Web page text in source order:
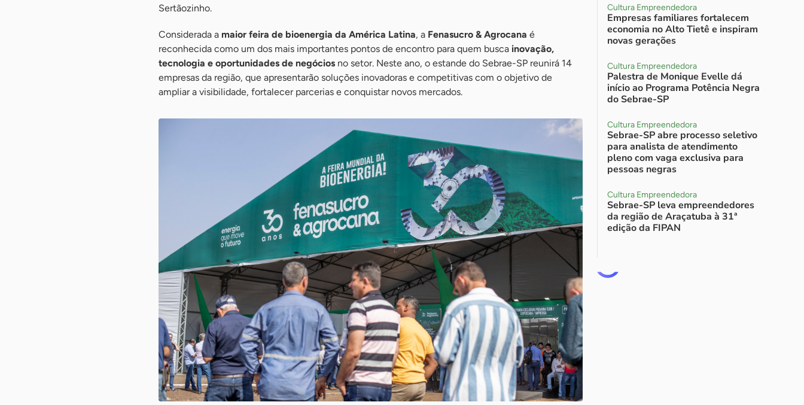
Sertãozinho.
Considerada a maior feira de bioenergia da América Latina, a Fenasucro & Agrocana é
reconhecida como um dos mais importantes pontos de encontro para quem busca inovação,
tecnologia e oportunidades de negócios no setor. Neste ano, o estande do Sebrae-SP reunirá 14
empresas da região, que apresentarão soluções inovadoras e competitivas com o objetivo de
ampliar a visibilidade, fortalecer parcerias e conquistar novos mercados.
Cultura Empreendedora
Empresas familiares fortalecem
economia no Alto Tietê e inspiram
novas gerações
Cultura Empreendedora
Palestra de Monique Evelle dá
início ao Programa Potência Negra
do Sebrae-SP
Cultura Empreendedora
Sebrae-SP abre processo seletivo
para analista de atendimento
pleno com vaga exclusiva para
pessoas negras
Cultura Empreendedora
Sebrae-SP leva empreendedores
da região de Araçatuba à 31ª
edição da FIPAN